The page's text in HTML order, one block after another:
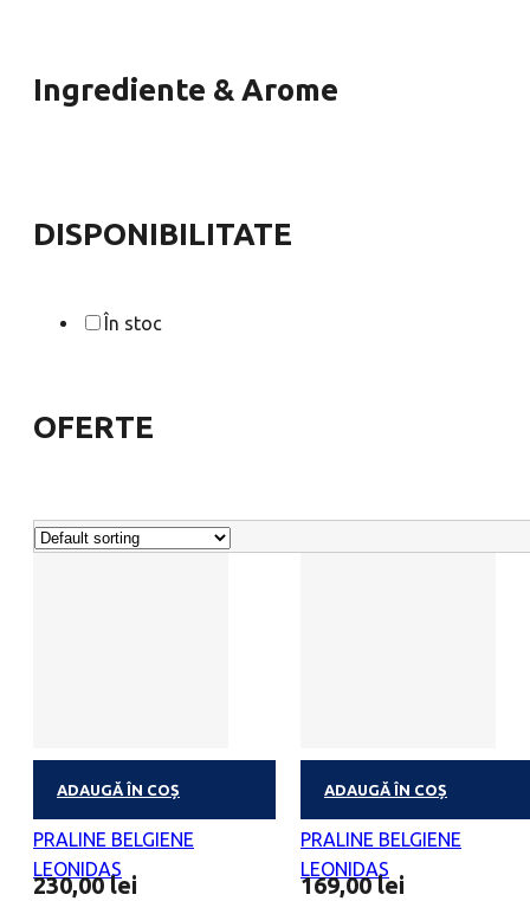
Ingrediente & Arome
DISPONIBILITATE
În stoc
OFERTE
ADAUGĂ ÎN COȘ
PRALINE BELGIENE
LEONIDAS
230,00lei
ADAUGĂ ÎN COȘ
PRALINE BELGIENE
LEONIDAS
169,00lei